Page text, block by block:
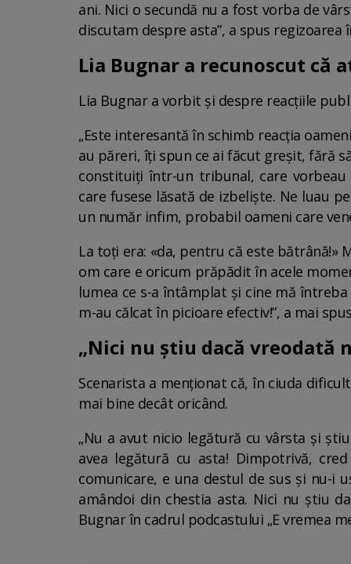
ani. Nici o secundă nu a fost vorba de
discutam despre asta”, a spus regizoarea
Lia Bugnar a recunoscut
Lia Bugnar a vorbit și despre reacțiile
„Este interesantă în schimb reacția
au păreri, îți spun ce ai făcut greșit, fără
constituiți într-un tribunal, care vorbeau
care fusese lăsată de izbeliște. Ne luau
un număr infim, probabil oameni care
La toți era: «da, pentru că este
om care e oricum prăpădit în acele
lumea ce s-a întâmplat și cine mă întreba
m-au călcat în picioare efectiv!”, a mai
„Nici nu știu dacă vreodată
Scenarista a menționat că, în ciuda
mai bine decât oricând.
„Nu a avut nicio legătură cu vârsta și
avea legătură cu asta! Dimpotrivă,
comunicare, e una destul de sus și nu-i
amândoi din chestia asta. Nici nu știu
Bugnar în cadrul podcastului „E vremea